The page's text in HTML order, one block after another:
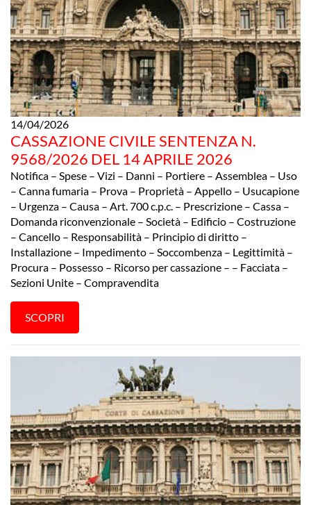
14/04/2026
CASSAZIONE CIVILE SENTENZA N.
9568/2026 DEL 14 APRILE 2026
Notifica – Spese – Vizi – Danni – Portiere – Assemblea – Uso
– Canna fumaria – Prova – Proprietà – Appello – Usucapione
– Urgenza – Causa – Art. 700 c.p.c. – Prescrizione – Cassa –
Domanda riconvenzionale – Società – Edificio – Costruzione
– Cancello – Responsabilità – Principio di diritto –
Installazione – Impedimento – Soccombenza – Legittimità –
Procura – Possesso – Ricorso per cassazione – – Facciata –
Sezioni Unite – Compravendita
SCOPRI